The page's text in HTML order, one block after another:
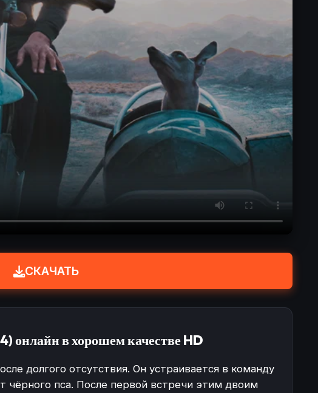
СКАЧАТЬ
в хорошем качестве HD
долгого отсутствия. Он устраивается в команду
чёрного пса. После первой встречи этим двоим